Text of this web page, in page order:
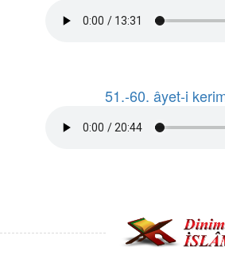
51.-60. âyet-i